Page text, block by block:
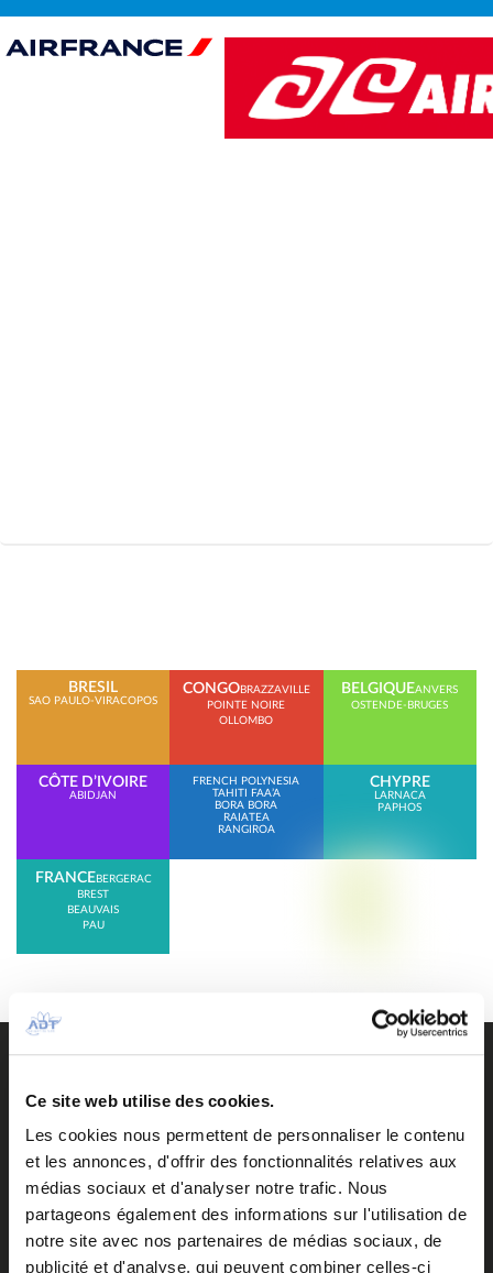
Ce site web utilise des cookies.
Les cookies nous permettent de personnaliser le contenu
et les annonces, d'offrir des fonctionnalités relatives aux
médias sociaux et d'analyser notre trafic. Nous
partageons également des informations sur l'utilisation de
notre site avec nos partenaires de médias sociaux, de
publicité et d'analyse, qui peuvent combiner celles-ci
BRESIL
SAO PAULO-VIRACOPOS
CONGOBRAZZAVILLE
POINTE NOIRE
OLLOMBO
BELGIQUEANVERS
OSTENDE-BRUGES
CÔTE D’IVOIRE
ABIDJAN
FRENCH POLYNESIA
TAHITI FAA’A
BORA BORA
RAIATEA
RANGIROA
CHYPRE
LARNACA
PAPHOS
FRANCEBERGERAC
BREST
BEAUVAIS
PAU
Accès pendant les travaux de la salle d’embarquement
domestique
Accueil
Accueil personnalisé ou groupe
Aeronautical fees
Air Tahiti Nui VIP Lounge Operated by ADT
Airport contacts
Arrivées du jour